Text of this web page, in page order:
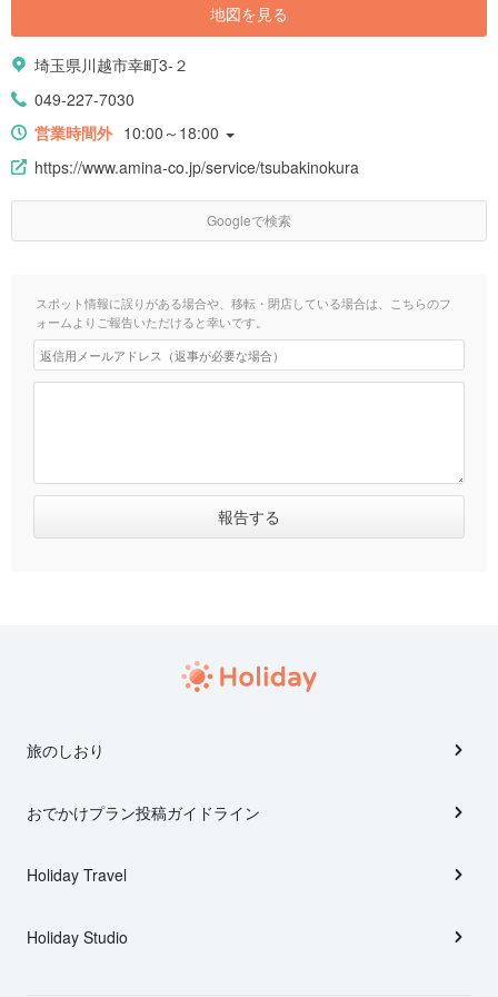
地図を見る
埼玉県川越市幸町3-２
049-227-7030
営業時間外 10:00～18:00
https://www.amina-co.jp/service/tsubakinokura
Googleで検索
スポット情報に誤りがある場合や、移転・閉店している場合は、こちらのフ
ォームよりご報告いただけると幸いです。
旅のしおり
おでかけプラン投稿ガイドライン
Holiday Travel
Holiday Studio